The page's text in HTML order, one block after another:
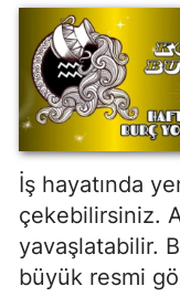
İş hayatında
çekebilirsiniz.
yavaşlatabilir.
büyük resmi